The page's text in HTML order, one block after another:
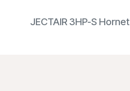
JECTAIR 3HP-S Hornet